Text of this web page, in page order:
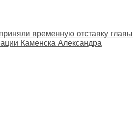
временную отставку главы
Каменска Александра